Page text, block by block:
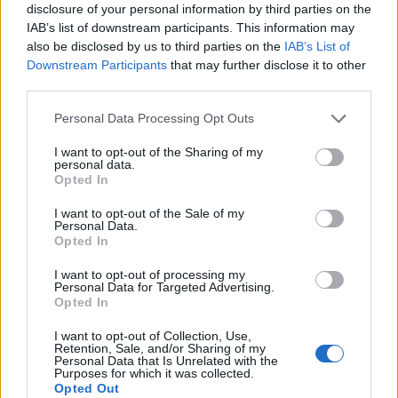
disclosure of your personal information by third parties on the
IAB’s list of downstream participants. This information may
also be disclosed by us to third parties on the IAB’s List of
Downstream Participants that may further disclose it to other
Personal Data Processing Opt Outs
I want to opt-out of the Sharing of my
personal data.
Opted In
I want to opt-out of the Sale of my
Personal Data.
Opted In
I want to opt-out of processing my
Personal Data for Targeted Advertising.
Opted In
I want to opt-out of Collection, Use,
Retention, Sale, and/or Sharing of my
Personal Data that Is Unrelated with the
Purposes for which it was collected.
Opted Out